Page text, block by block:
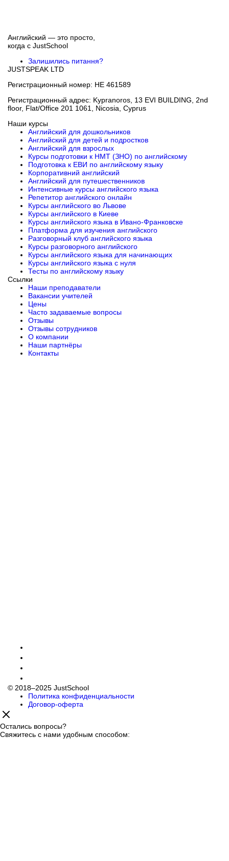
Английский — это просто,
когда с JustSchool
Залишились питання?
JUSTSPEAK LTD
Регистрационный номер: HE 461589
Регистрационный адрес: Kypranoros, 13 EVI BUILDING, 2nd
floor, Flat/Office 201 1061, Nicosia, Cyprus
Наши курсы
Английский для дошкольников
Английский для детей и подростков
Английский для взрослых
Курсы подготовки к НМТ (ЗНО) по английскому
Подготовка к ЕВИ по английскому языку
Корпоративний английский
Английский для путешественников
Интенсивные курсы английского языка
Репетитор английского онлайн
Курсы английского во Львове
Курсы английского в Киеве
Курсы английского языка в Ивано-Франковске
Платформа для изучения английского
Разговорный клуб английского языка
Курсы разговорного английского
Курсы английского языка для начинающих
Курсы английского языка с нуля
Тесты по английскому языку
Ссылки
Наши преподаватели
Вакансии учителей
Цены
Часто задаваемые вопросы
Отзывы
Отзывы сотрудников
О компании
Наши партнёры
Контакты
© 2018–2025 JustSchool
Политика конфиденциальности
Договор-оферта
Остались вопросы?
Свяжитесь с нами удобным способом: